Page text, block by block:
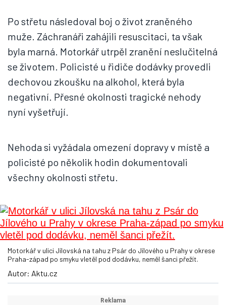
Po střetu následoval boj o život zraněného
muže. Záchranáři zahájili resuscitaci, ta však
byla marná. Motorkář utrpěl zranění neslučitelná
se životem. Policisté u řidiče dodávky provedli
dechovou zkoušku na alkohol, která byla
negativní. Přesné okolnosti tragické nehody
nyní vyšetřují.
Nehoda si vyžádala omezení dopravy v místě a
policisté po několik hodin dokumentovali
všechny okolnosti střetu.
Motorkář v ulici Jílovská na tahu z Psár do Jílového u Prahy v okrese
Praha-západ po smyku vletěl pod dodávku, neměl šanci přežít.
Autor: Aktu.cz